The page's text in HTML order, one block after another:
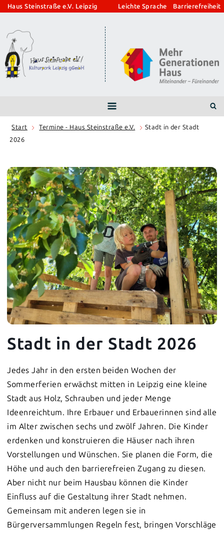
Zum
springen
Haus Steinstraße e.V. Leipzig Leichte Sprache Barrierefreiheit
Start Termine - Haus Steinstraße e.V.
Stadt in der Stadt
2026
Stadt in der Stadt 2026
Jedes Jahr in den ersten beiden Wochen der
Sommerferien erwächst mitten in Leipzig eine kleine
Stadt aus Holz, Schrauben und jeder Menge
Ideenreichtum. Ihre Erbauer und Erbauerinnen sind alle
im Alter zwischen sechs und zwölf Jahren. Die Kinder
erdenken und konstruieren die Häuser nach ihren
Vorstellungen und Wünschen. Sie planen die Form, die
Höhe und auch den barrierefreien Zugang zu diesen.
Aber nicht nur beim Hausbau können die Kinder
Einfluss auf die Gestaltung ihrer Stadt nehmen.
Gemeinsam mit anderen legen sie in
Bürgerversammlungen Regeln fest, bringen Vorschläge